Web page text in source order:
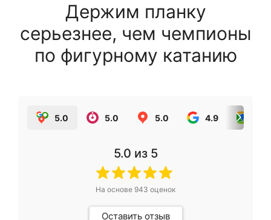
Держим планку
серьезнее, чем чемпионы
по фигурному катанию
5.0 5.0 5.0 4.9
5.0 из 5
На основе 943 оценок
Оставить отзыв